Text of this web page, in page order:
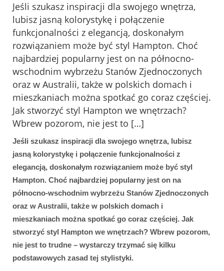
Jeśli szukasz inspiracji dla swojego wnętrza,
lubisz jasną kolorystykę i połączenie
funkcjonalności z elegancją, doskonałym
rozwiązaniem może być styl Hampton. Choć
najbardziej popularny jest on na północno-
wschodnim wybrzeżu Stanów Zjednoczonych
oraz w Australii, także w polskich domach i
mieszkaniach można spotkać go coraz częściej.
Jak stworzyć styl Hampton we wnętrzach?
Wbrew pozorom, nie jest to […]
Jeśli szukasz inspiracji dla swojego wnętrza, lubisz
jasną kolorystykę i połączenie funkcjonalności z
elegancją, doskonałym rozwiązaniem może być styl
Hampton. Choć najbardziej popularny jest on na
północno-wschodnim wybrzeżu Stanów Zjednoczonych
oraz w Australii, także w polskich domach i
mieszkaniach można spotkać go coraz częściej. Jak
stworzyć styl Hampton we wnętrzach? Wbrew pozorom,
nie jest to trudne – wystarczy trzymać się kilku
podstawowych zasad tej stylistyki.